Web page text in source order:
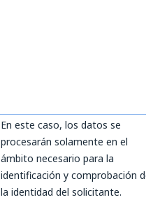
En este caso, los datos se
procesarán solamente en el
ámbito necesario para la
identificación y comprobación de
la identidad del solicitante.